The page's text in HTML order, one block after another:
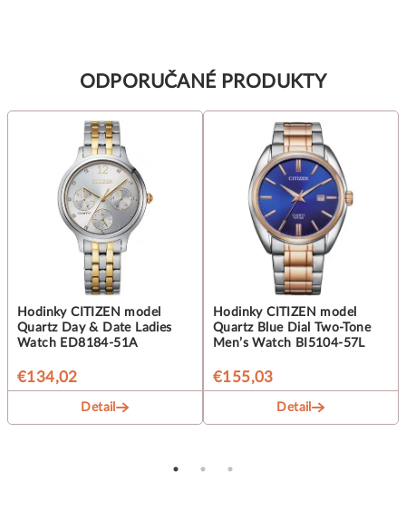
ODPORUČANÉ PRODUKTY
Hodinky CITIZEN model
Quartz Day & Date Ladies
Watch ED8184-51A
€134,02
Detail
Hodinky CITIZEN model
Quartz Blue Dial Two-Tone
Men’s Watch BI5104-57L
€155,03
Detail